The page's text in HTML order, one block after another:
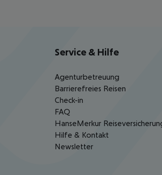
Service & Hilfe
Agenturbetreuung
Barrierefreies Reisen
Check-in
FAQ
HanseMerkur
Hilfe & Kontakt
Newsletter